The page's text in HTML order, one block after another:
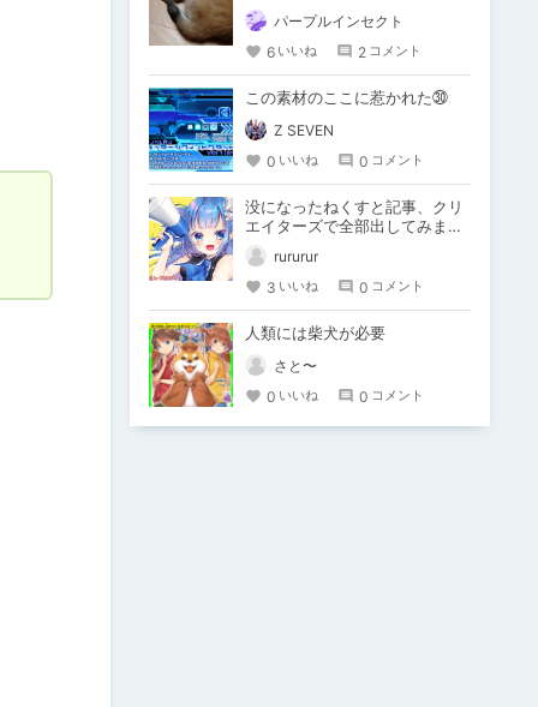
なんだけど犬の話しかしない
パープルインセクト
6 いいね 2 コメント
この素材のここに惹かれた㉚
Z SEVEN
0 いいね 0 コメント
没になったねくすと記事、クリ
エイターズで全部出してみま
す。
rururur
3 いいね 0 コメント
人類には柴犬が必要
さと〜
0 いいね 0 コメント